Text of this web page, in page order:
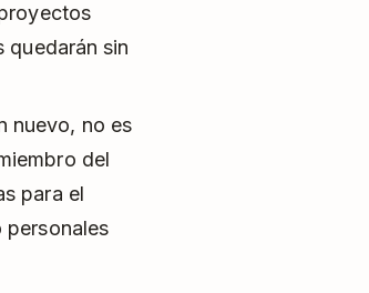
quedarán sin
nuevo, no es
del
para el
personales